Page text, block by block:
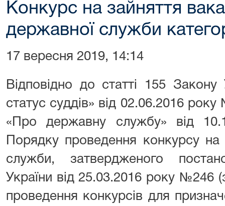
Конкурс на зайняття
державної служби
17 вересня 2019, 14:14
Відповідно до статті 155 Закону
статус суддів» від 02.06.2016 року
«Про державну службу» від
Порядку проведення конкурсу
служби, затвердженого
України від 25.03.2016 року №246
проведення конкурсів для